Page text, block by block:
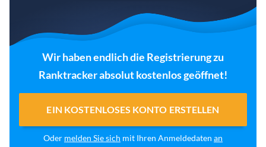
Wir haben endlich die Registrierung zu
Ranktracker absolut kostenlos geöffnet!
EIN KOSTENLOSES KONTO ERSTELLEN
Oder melden Sie sich mit Ihren Anmeldedaten an